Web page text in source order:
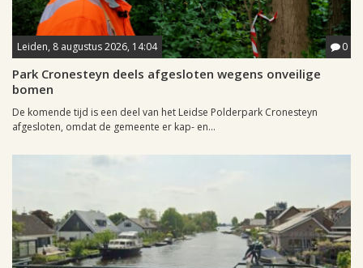
Leiden, 8 augustus 2026, 14:04 0
Park Cronesteyn deels afgesloten wegens onveilige
bomen
De komende tijd is een deel van het Leidse Polderpark Cronesteyn
afgesloten, omdat de gemeente er kap- en...